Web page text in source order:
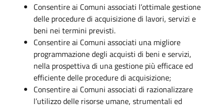
Consentire ai Comuni associati l’ottimale gestione
delle procedure di acquisizione di lavori, servizi e
beni nei termini previsti.
Consentire ai Comuni associati una migliore
programmazione degli acquisti di beni e servizi,
nella prospettiva di una gestione più efficace ed
efficiente delle procedure di acquisizione;
Consentire ai Comuni associati di razionalizzare
l’utilizzo delle risorse umane, strumentali ed